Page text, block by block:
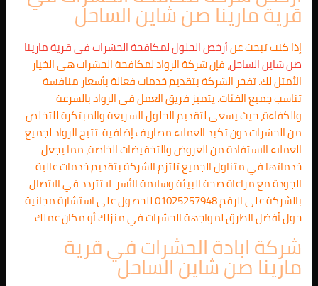
قرية مارينا صن شاين الساحل
إذا كنت تبحث عنأرخص الحلول لمكافحة الحشرات في قرية مارينا
صن شاين الساحل، فإن شركة الرواد لمكافحة الحشرات هي الخيار
الأمثل لك. تفخر الشركة بتقديم خدمات فعالة بأسعار منافسة
تناسب جميع الفئات. يتميز فريق العمل في الرواد بالسرعة
والكفاءة، حيث يسعى لتقديم الحلول السريعة والمبتكرة للتخلص
من الحشرات دون تكبد العملاء مصاريف إضافية. تتيح الرواد لجميع
العملاء الاستفادة من العروض والتخفيضات الخاصة، مما يجعل
خدماتها في متناول الجميع.تلتزم الشركة بتقديم خدمات عالية
الجودة مع مراعاة صحة البيئة وسلامة الأسر. لا تتردد في الاتصال
بالشركة على الرقم 01025257948 للحصول على استشارة مجانية
حول أفضل الطرق لمواجهة الحشرات في منزلك أو مكان عملك.
شركة ابادة الحشرات في قرية
مارينا صن شاين الساحل